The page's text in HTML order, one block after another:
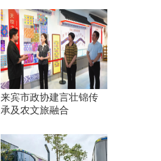
来宾市政协建言壮锦传
承及农文旅融合